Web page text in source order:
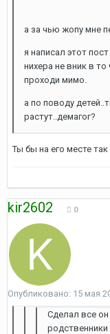
а за чью жопу мне
я написал этот
нихера не вник в то
проходи мимо.
а по поводу
растут..демагог?
Ты бы на его месте
kir2602 0
Опубликовано: 15 мая
Сделал все он